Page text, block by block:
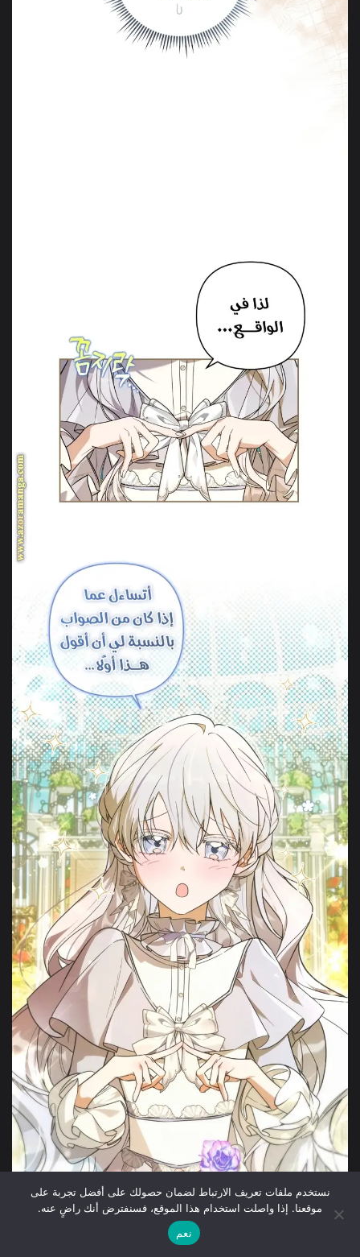
نستخدم ملفات تعريف الارتباط لضمان حصولك على أفضل تجربة على
موقعنا. إذا واصلت استخدام هذا الموقع، فسنفترض أنك راضٍ عنه.
نعم